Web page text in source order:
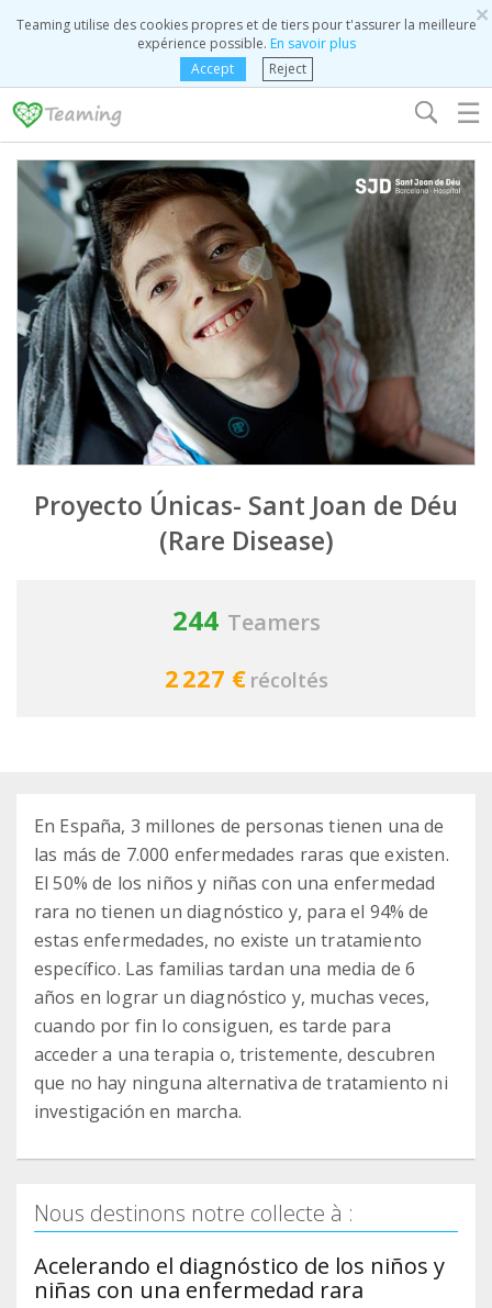
×
Teaming utilise des cookies propres et de tiers pour t'assurer la meilleure
expérience possible. En savoir plus
Accept
Reject
☰
Proyecto Únicas- Sant Joan de Déu
(Rare Disease)
244 Teamers
2 227 € récoltés
En España, 3 millones de personas tienen una de
las más de 7.000 enfermedades raras que existen.
El 50% de los niños y niñas con una enfermedad
rara no tienen un diagnóstico y, para el 94% de
estas enfermedades, no existe un tratamiento
específico. Las familias tardan una media de 6
años en lograr un diagnóstico y, muchas veces,
cuando por fin lo consiguen, es tarde para
acceder a una terapia o, tristemente, descubren
que no hay ninguna alternativa de tratamiento ni
investigación en marcha.
Nous destinons notre collecte à :
Acelerando el diagnóstico de los niños y
niñas con una enfermedad rara